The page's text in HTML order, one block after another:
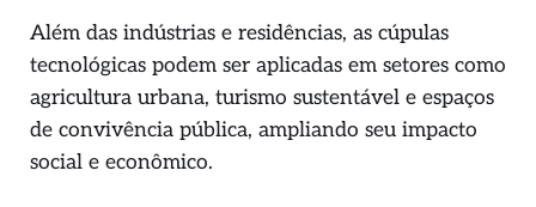
Além das indústrias e residências, as cúpulas
tecnológicas podem ser aplicadas em setores como
agricultura urbana, turismo sustentável e espaços
de convivência pública, ampliando seu impacto
social e econômico.